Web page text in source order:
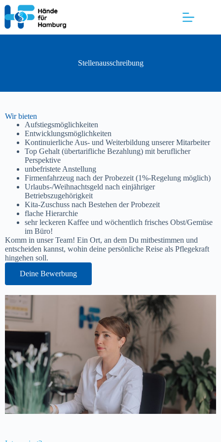
Stellenausschreibung
Wir bieten
Aufstiegsmöglichkeiten
Entwicklungsmöglichkeiten
Kontinuierliche Aus- und Weiterbildung unserer Mitarbeiter
Top Gehalt (übertarifliche Bezahlung) mit beruflicher
Perspektive
unbefristete Anstellung
Firmenfahrzeug nach der Probezeit (1%-Regelung möglich)
Urlaubs-/Weihnachtsgeld nach einjähriger
Betriebszugehörigkeit
Kita-Zuschuss nach Bestehen der Probezeit
flache Hierarchie
sehr leckeren Kaffee und wöchentlich frisches Obst/Gemüse
im Büro!
Komm in unser Team! Ein Ort, an dem Du mitbestimmen und
entscheiden kannst, wohin deine persönliche Reise als Pflegekraft
hingehen soll.
Deine Bewerbung